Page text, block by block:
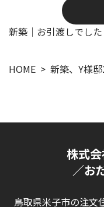
新築｜お引渡しでした
HOME 新築、Y様
株式
／お
鳥取県米子市の注文